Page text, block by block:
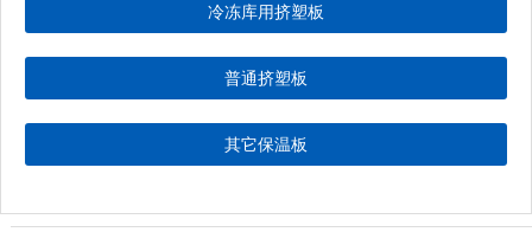
冷冻库用挤塑板
普通挤塑板
其它保温板